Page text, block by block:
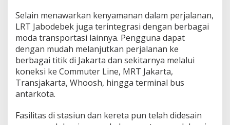
Selain menawarkan kenyamanan dalam perjalanan,
LRT Jabodebek juga terintegrasi dengan berbagai
moda transportasi lainnya. Pengguna dapat
dengan mudah melanjutkan perjalanan ke
berbagai titik di Jakarta dan sekitarnya melalui
koneksi ke Commuter Line, MRT Jakarta,
Transjakarta, Whoosh, hingga terminal bus
antarkota.
Fasilitas di stasiun dan kereta pun telah didesain